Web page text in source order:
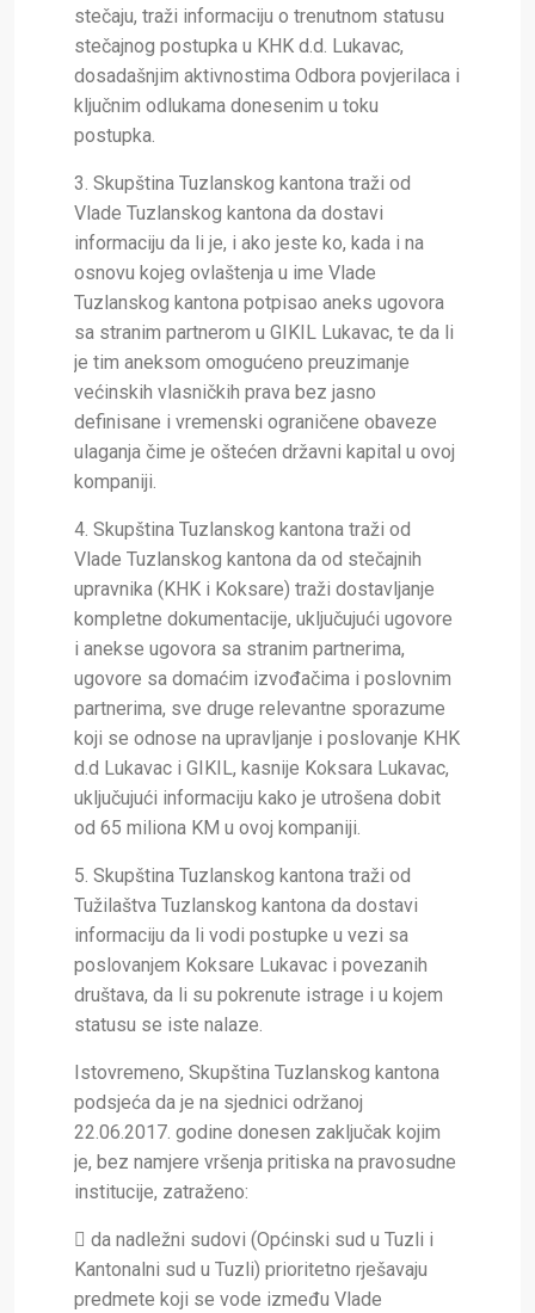
stečaju, traži informaciju o trenutnom statusu
stečajnog postupka u KHK d.d. Lukavac,
dosadašnjim aktivnostima Odbora povjerilaca i
ključnim odlukama donesenim u toku
postupka.
3. Skupština Tuzlanskog kantona traži od
Vlade Tuzlanskog kantona da dostavi
informaciju da li je, i ako jeste ko, kada i na
osnovu kojeg ovlaštenja u ime Vlade
Tuzlanskog kantona potpisao aneks ugovora
sa stranim partnerom u GIKIL Lukavac, te da li
je tim aneksom omogućeno preuzimanje
većinskih vlasničkih prava bez jasno
definisane i vremenski ograničene obaveze
ulaganja čime je oštećen državni kapital u ovoj
kompaniji.
4. Skupština Tuzlanskog kantona traži od
Vlade Tuzlanskog kantona da od stečajnih
upravnika (KHK i Koksare) traži dostavljanje
kompletne dokumentacije, uključujući ugovore
i anekse ugovora sa stranim partnerima,
ugovore sa domaćim izvođačima i poslovnim
partnerima, sve druge relevantne sporazume
koji se odnose na upravljanje i poslovanje KHK
d.d Lukavac i GIKIL, kasnije Koksara Lukavac,
uključujući informaciju kako je utrošena dobit
od 65 miliona KM u ovoj kompaniji.
5. Skupština Tuzlanskog kantona traži od
Tužilaštva Tuzlanskog kantona da dostavi
informaciju da li vodi postupke u vezi sa
poslovanjem Koksare Lukavac i povezanih
društava, da li su pokrenute istrage i u kojem
statusu se iste nalaze.
Istovremeno, Skupština Tuzlanskog kantona
podsjeća da je na sjednici održanoj
22.06.2017. godine donesen zaključak kojim
je, bez namjere vršenja pritiska na pravosudne
institucije, zatraženo:
 da nadležni sudovi (Općinski sud u Tuzli i
Kantonalni sud u Tuzli) prioritetno rješavaju
predmete koji se vode između Vlade